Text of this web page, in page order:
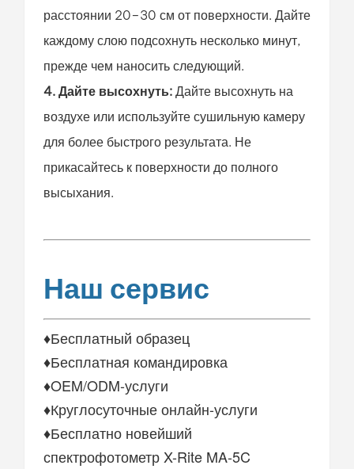
расстоянии 20–30 см от поверхности. Дайте
каждому слою подсохнуть несколько минут,
прежде чем наносить следующий.
4. Дайте высохнуть: Дайте высохнуть на
воздухе или используйте сушильную камеру
для более быстрого результата. Не
прикасайтесь к поверхности до полного
высыхания.
Наш сервис
♦Бесплатный образец
♦Бесплатная командировка
♦OEM/ODM-услуги
♦Круглосуточные онлайн-услуги
♦Бесплатно новейший
спектрофотометр X-Rite MA-5C